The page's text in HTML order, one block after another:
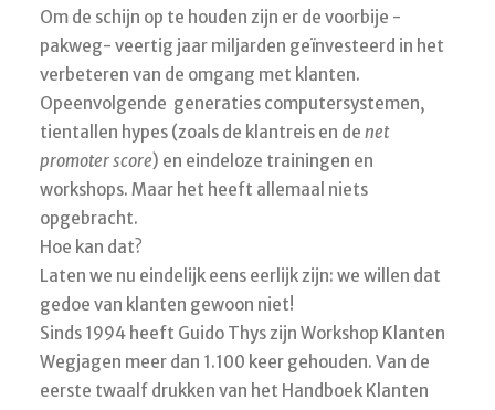
Om de schijn op te houden zijn er de voorbije -
pakweg- veertig jaar miljarden geïnvesteerd in het
verbeteren van de omgang met klanten.
Opeenvolgende generaties computersystemen,
tientallen hypes (zoals de klantreis en de net
promoter score) en eindeloze trainingen en
workshops. Maar het heeft allemaal niets
opgebracht.
Hoe kan dat?
Laten we nu eindelijk eens eerlijk zijn: we willen dat
gedoe van klanten gewoon niet!
Sinds 1994 heeft Guido Thys zijn Workshop Klanten
Wegjagen meer dan 1.100 keer gehouden. Van de
eerste twaalf drukken van het Handboek Klanten